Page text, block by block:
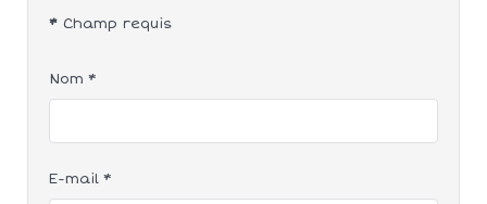
* Champ requis
Nom *
E-mail *